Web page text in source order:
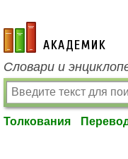
academic.ru
Словари и
Толкования